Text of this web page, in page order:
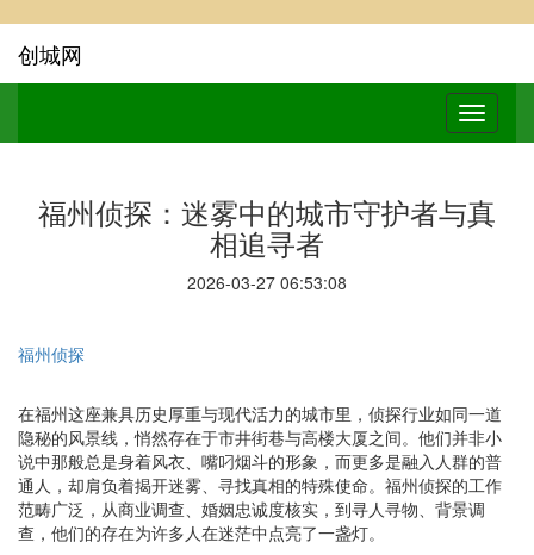
创城网
福州侦探：迷雾中的城市守护者与真
相追寻者
2026-03-27 06:53:08
福州侦探
在福州这座兼具历史厚重与现代活力的城市里，侦探行业如同一道
隐秘的风景线，悄然存在于市井街巷与高楼大厦之间。他们并非小
说中那般总是身着风衣、嘴叼烟斗的形象，而更多是融入人群的普
通人，却肩负着揭开迷雾、寻找真相的特殊使命。福州侦探的工作
范畴广泛，从商业调查、婚姻忠诚度核实，到寻人寻物、背景调
查，他们的存在为许多人在迷茫中点亮了一盏灯。